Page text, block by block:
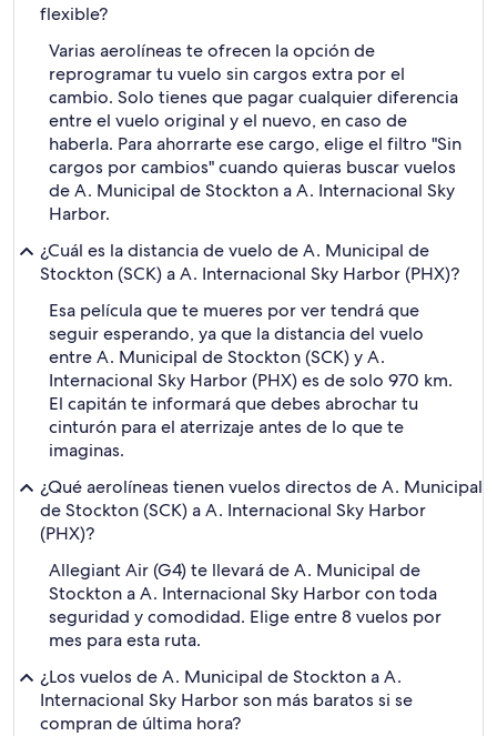
flexible?
Varias aerolíneas te ofrecen la opción de
reprogramar tu vuelo sin cargos extra por el
cambio. Solo tienes que pagar cualquier diferencia
entre el vuelo original y el nuevo, en caso de
haberla. Para ahorrarte ese cargo, elige el filtro "Sin
cargos por cambios" cuando quieras buscar vuelos
de A. Municipal de Stockton a A. Internacional Sky
Harbor.
¿Cuál es la distancia de vuelo de A. Municipal de
Stockton (SCK) a A. Internacional Sky Harbor (PHX)?
Esa película que te mueres por ver tendrá que
seguir esperando, ya que la distancia del vuelo
entre A. Municipal de Stockton (SCK) y A.
Internacional Sky Harbor (PHX) es de solo 970 km.
El capitán te informará que debes abrochar tu
cinturón para el aterrizaje antes de lo que te
imaginas.
¿Qué aerolíneas tienen vuelos directos de A. Municipal
de Stockton (SCK) a A. Internacional Sky Harbor
(PHX)?
Allegiant Air (G4) te llevará de A. Municipal de
Stockton a A. Internacional Sky Harbor con toda
seguridad y comodidad. Elige entre 8 vuelos por
mes para esta ruta.
¿Los vuelos de A. Municipal de Stockton a A.
Internacional Sky Harbor son más baratos si se
compran de última hora?